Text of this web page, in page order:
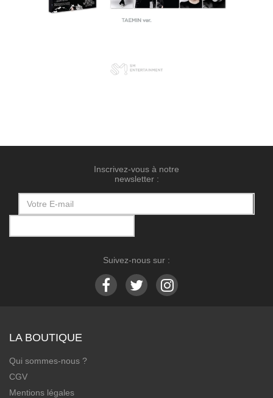
Inscrivez-vous à notre
newsletter :
Suivez-nous sur :
LA BOUTIQUE
Qui sommes-nous ?
CGV
Mentions légales